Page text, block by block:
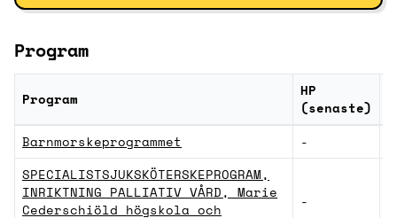
Program
Program
HP
(senaste)
Barnmorskeprogrammet -
SPECIALISTSJUKSKÖTERSKEPROGRAM,
INRIKTNING PALLIATIV VÅRD, Marie
Cederschiöld högskola och
-